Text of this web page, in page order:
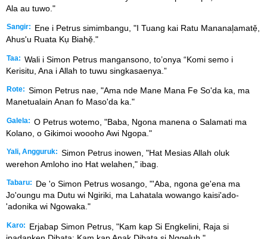
Ala au tuwo."
Sangir:
Ene i Petrus simimbangu, "I Tuang kai Ratu Mananal᷊amatẹ̌,
Ahus'u Ruata Kụ Biahẹ̌."
Taa: Wali i Simon Petrus mangansono, to’onya “Komi semo i
Kerisitu, Ana i Allah to tuwu singkasaenya.”
Rote: Simon Petrus nae, "Ama nde Mane Mana Fe So'da ka, ma
Manetualain Anan fo Maso'da ka."
Galela: O Petrus wotemo, "Baba, Ngona manena o Salamati ma
Kolano, o Gikimoi woooho Awi Ngopa."
Yali, Angguruk: Simon Petrus inowen, "Hat Mesias Allah oluk
werehon Amloho ino Hat welahen," ibag.
Tabaru:
De 'o Simon Petrus wosango, "'Aba, ngona ge'ena ma
Jo'oungu ma Dutu wi Ngiriki, ma Lahatala wowango kaisi'ado-
'adonika wi Ngowaka."
Karo:
Erjabap Simon Petrus, "Kam kap Si Engkelini, Raja si